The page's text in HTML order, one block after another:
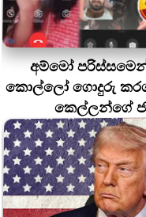
අම්මෝ
කොල්ලෝ ගොදුරු
කෙල්ලන්ගේ